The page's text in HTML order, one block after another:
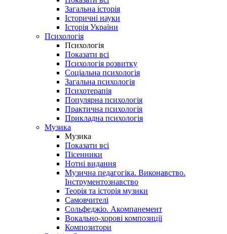
Загальна історія
Історичні науки
Історія України
Психологія
Психологія
Показати всі
Психологія розвитку
Соціальна психологія
Загальна психологія
Психотерапія
Популярна психологія
Практична психологія
Прикладна психологія
Музика
Музика
Показати всі
Пісенники
Нотні видання
Музична педагогіка. Виконавство.
Інструментознавство
Теорія та історія музики
Самовчителі
Сольфеджіо. Акомпанемент
Вокально-хорові композиції
Композитори